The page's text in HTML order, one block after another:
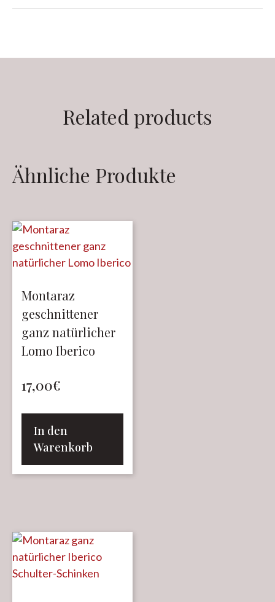
Related products
Ähnliche Produkte
Montaraz
geschnittener
ganz natürlicher
Lomo Iberico
17,00€
In den
Warenkorb